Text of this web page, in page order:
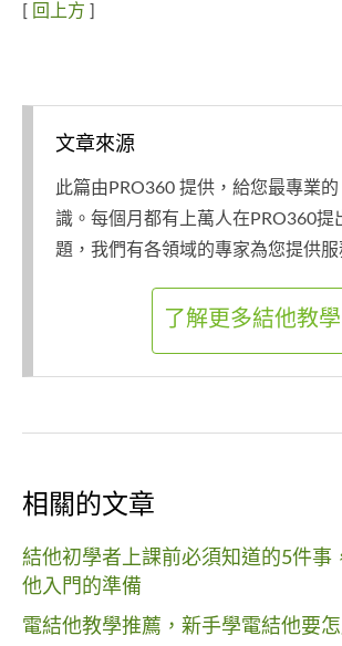
[ 回上方 ]
文章來源
此篇由PRO360 提供，給您最專業的
識。每個月都有上萬人在PRO360提
題，我們有各領域的專家為您提供服
了解更多結他教學
相關的文章
結他初學者上課前必須知道的5件事
他入門的準備
電結他教學推薦，新手學電結他要